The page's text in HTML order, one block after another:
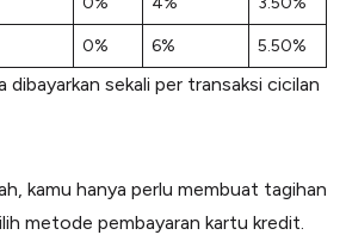
0% 6% 5.50%
dibayarkan sekali per transaksi cicilan
kamu hanya perlu membuat tagihan
metode pembayaran kartu kredit.